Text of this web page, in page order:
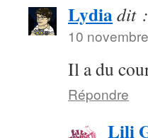
Lydiadit :
10
Il a du
Répondre
Lili